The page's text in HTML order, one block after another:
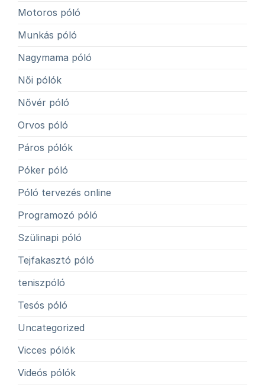
Motoros póló
Munkás póló
Nagymama póló
Női pólók
Nővér póló
Orvos póló
Páros pólók
Póker póló
Póló tervezés online
Programozó póló
Szülinapi póló
Tejfakasztó póló
teniszpóló
Tesós póló
Uncategorized
Vicces pólók
Videós pólók